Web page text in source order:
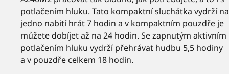
potlačením hluku. Tato kompaktní sluchátka vydrží na
jedno nabití hrát 7 hodin a v kompaktním pouzdře je
můžete dobíjet až na 24 hodin. Se zapnutým aktivním
potlačením hluku vydrží přehrávat hudbu 5,5 hodiny
a v pouzdře celkem 18 hodin.